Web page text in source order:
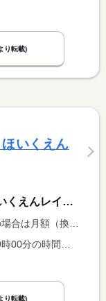
り転載)
いくえん
埼玉県越谷市 / 「こころの花」ほいくえんレイクタウン駅
は時間額を表示しています。
り転載)